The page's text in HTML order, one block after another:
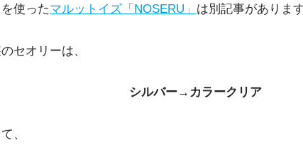
使ったマルットイズ「NOSERU」 は別記事があります
セオリーは、
シルバー→カラークリア
、